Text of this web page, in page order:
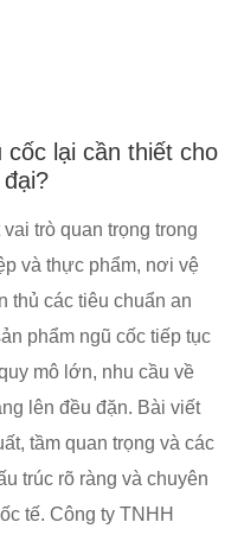
lại cần thiết cho
trò quan trọng trong
và thực phẩm, nơi vệ
thủ các tiêu chuẩn an
phẩm ngũ cốc tiếp tục
mô lớn, nhu cầu về
lên đều đặn. Bài viết
tầm quan trọng và các
trúc rõ ràng và chuyên
tế. Công ty TNHH